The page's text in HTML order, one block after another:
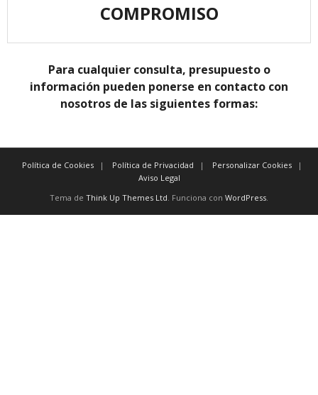
COMPROMISO
Para cualquier consulta, presupuesto o
información pueden ponerse en contacto con
nosotros de las siguientes formas:
Política de Cookies Política de Privacidad
Personalizar Cookies
Aviso Legal
Tema de Think Up Themes Ltd . Funciona con WordPress